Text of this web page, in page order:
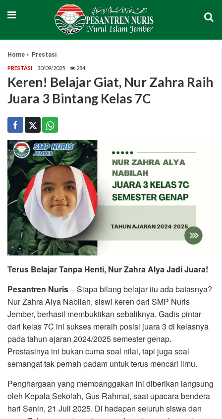
Home Prestasi
PRESTASI 30/09/2025 284
Keren! Belajar Giat, Nur Zahra Raih
Juara 3 Bintang Kelas 7C
Terus Belajar Tanpa Henti, Nur Zahra Alya Jadi Juara!
Pesantren Nuris– Siapa bilang belajar itu ada batasnya?
Nur Zahra Alya Nabilah, siswi keren dari SMP Nuris
Jember, berhasil membuktikan sebaliknya. Gadis pintar
dari kelas 7C ini sukses meraih posisi juara 3 di kelasnya
pada tahun ajaran 2024/2025 semester genap.
Prestasinya ini bukan cuma soal nilai, tapi juga soal
semangat tak pernah padam untuk terus mencari ilmu.
Penghargaan yang membanggakan ini diberikan langsung
oleh Kepala Sekolah, Gus Rahmat, saat upacara bendera
hari Senin, 21 Juli 2025. Di hadapan seluruh siswa dan